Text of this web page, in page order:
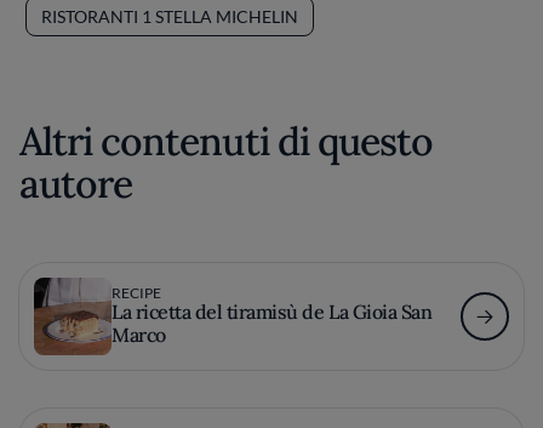
RISTORANTI 1 STELLA MICHELIN
Altri contenuti di questo
autore
RECIPE
La ricetta del tiramisù de La Gioia San
Marco